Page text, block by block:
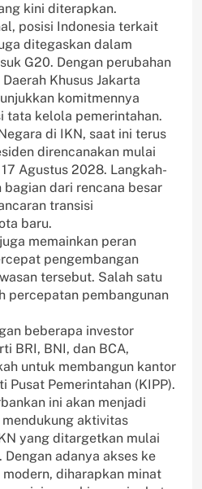
kini diterapkan.
posisi Indonesia terkait
ditegaskan dalam
G20. Dengan perubahan
Khusus Jakarta
komitmennya
tata kelola pemerintahan.
di IKN, saat ini terus
direncanakan mulai
Agustus 2028. Langkah-
dari rencana besar
transisi
baru.
memainkan peran
pengembangan
tersebut. Salah satu
percepatan pembangunan
beberapa investor
BRI, BNI, dan BCA,
untuk membangun kantor
Pusat Pemerintahan (KIPP).
ini akan menjadi
aktivitas
yang ditargetkan mulai
adanya akses ke
diharapkan minat